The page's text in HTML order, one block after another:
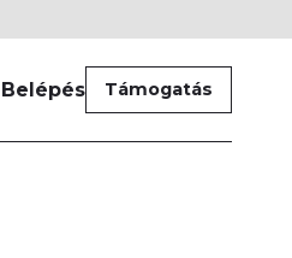
Belépés Támogatás